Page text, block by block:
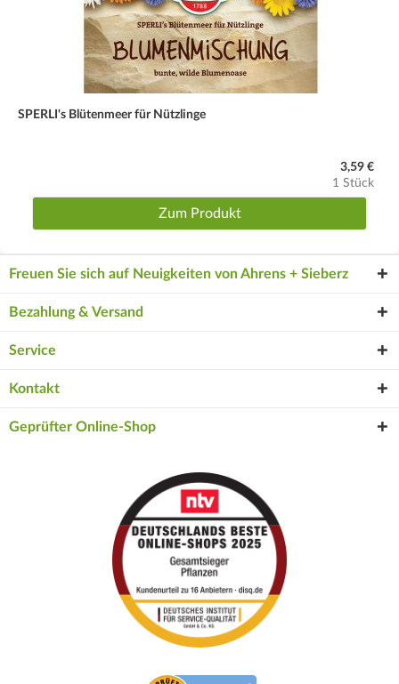
SPERLI's Blütenmeer für Nützlinge
3,59 €
1 Stück
Zum Produkt
Freuen Sie sich auf Neuigkeiten von Ahrens + Sieberz
Bezahlung & Versand
Service
Kontakt
Geprüfter Online-Shop